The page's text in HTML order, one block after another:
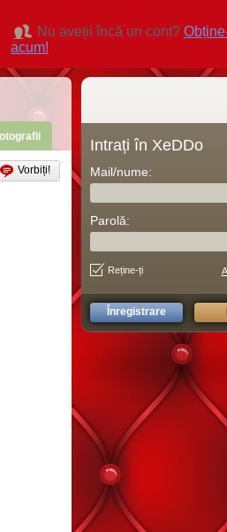
Nu aveții încă un cont?
acum!
Vorbiți!
Intrați în XeDDo
Mail/nume:
Parolă:
Reține-ți